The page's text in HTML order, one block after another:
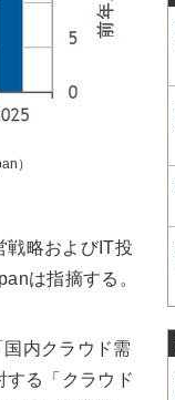
）
略およびIT投
は指摘する。
内クラウド需
る「クラウド